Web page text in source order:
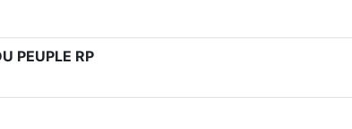
PEUPLE RP